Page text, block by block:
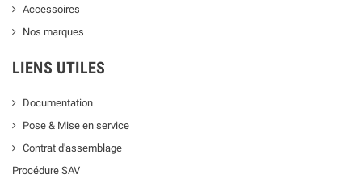
Accessoires
Nos marques
LIENS UTILES
Documentation
Pose & Mise en service
Contrat d'assemblage
Procédure SAV